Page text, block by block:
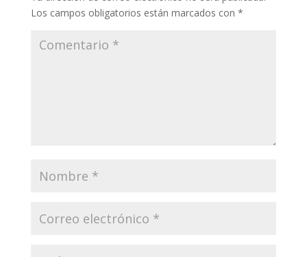
Los campos obligatorios están marcados con *